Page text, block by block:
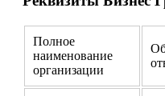
Полное
наименование
организации